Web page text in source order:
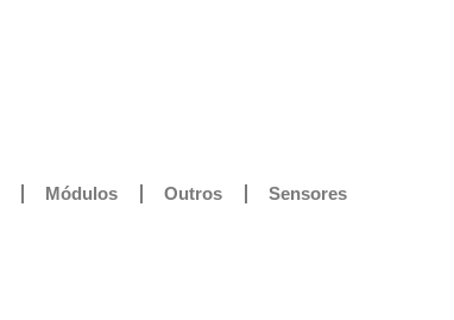
Módulos Outros Sensores